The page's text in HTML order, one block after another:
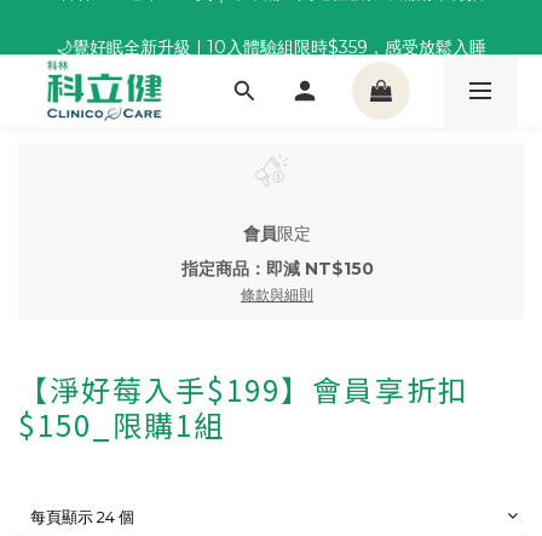
🌙覺好眠全新升級 | 10入體驗組限時$359，感受放鬆入睡
董事長推薦保養組合｜體驗價 $1,800 起，最高享 6 折
會員限定
指定商品：即減 NT$150
條款與細則
【淨好莓入手$199】會員享折扣
$150_限購1組
每頁顯示 24 個